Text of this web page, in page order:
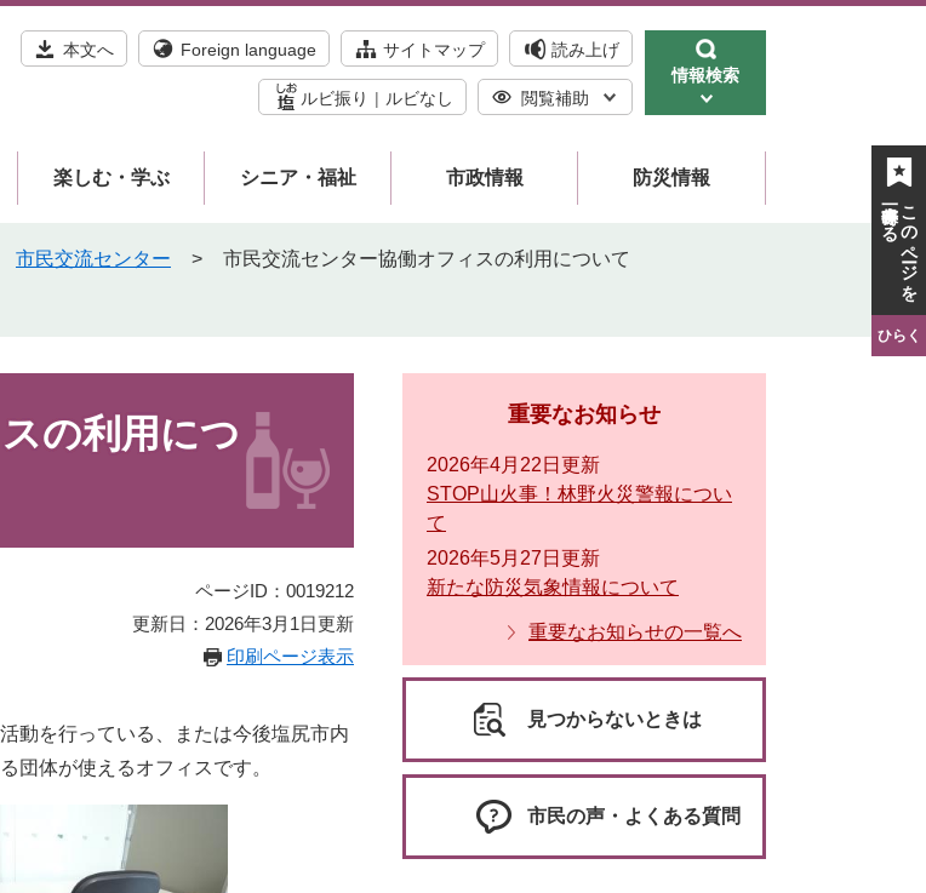
本文へ Foreign language サイトマップ 読み上げ
ルビ振り ルビなし 閲覧補助
情報検索
楽しむ・学ぶ シニア・福祉 市政情報 防災情報
市民交流センター > 市民交流センター協働オフィスの利用について
の利用につ
ページID：0019212
更新日：2026年3月1日更新
印刷ページ表示
動を行っている、または今後塩尻市内
団体が使えるオフィスです。
重要なお知らせ
2026年4月22日更新
STOP山火事！林野火災警報につい
て
2026年5月27日更新
新たな防災気象情報について
重要なお知らせの一覧へ
見つからないときは
市民の声・よくある質問
このページを
一時保存する
ひらく